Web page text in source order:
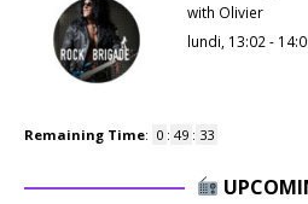
with Olivier
lundi, 13:02 -
Remaining Time: 0 : 49 : 32